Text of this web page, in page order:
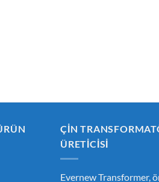
ÇIN
ÜRETICISI
Evernew Transformer,